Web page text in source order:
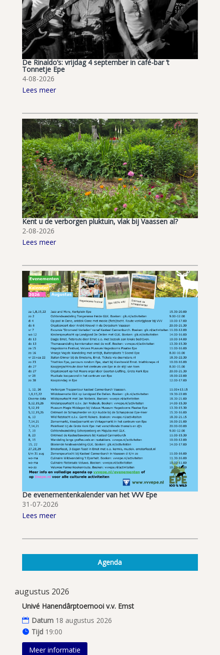
De Rinaldo’s: vrijdag 4 september in café-bar ’t
Tonnetje Epe
4-08-2026
Lees meer
Kent u de verborgen pluktuin, vlak bij Vaassen al?
2-08-2026
Lees meer
De evenementenkalender van het VVV Epe
31-07-2026
Lees meer
Agenda
augustus 2026
Univé Hanendârptoernooi v.v. Emst
Datum 18 augustus 2026
Tijd 19:00
Meer informatie